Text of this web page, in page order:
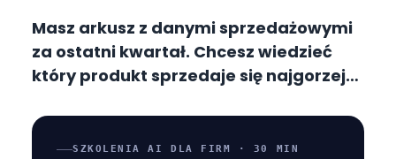
Masz arkusz z danymi sprzedażowymi
za ostatni kwartał. Chcesz wiedzieć
który produkt sprzedaje się najgorzej
jak napisać właściwą formułę, 10 minut
debugowania, 5 minut zastanawiania
SZKOLENIA AI DLA FIRM · 30 MIN